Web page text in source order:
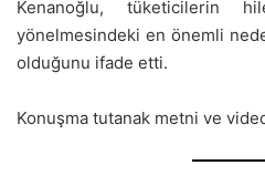
Kenanoğlu, tüketicilerin
yönelmesindeki en önemli
olduğunu ifade etti.
Konuşma tutanak metni ve